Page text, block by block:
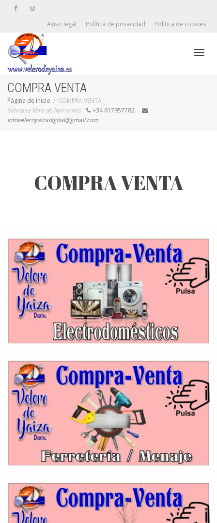
Aviso legal Política de privacidad Politica de cookies
COMPRA VENTA
Página de inicio
COMPRA VENTA
Siéntase libre de llamarnos
+34 617957782
infoveleroyaizadigital@gmail.com
COMPRA VENTA